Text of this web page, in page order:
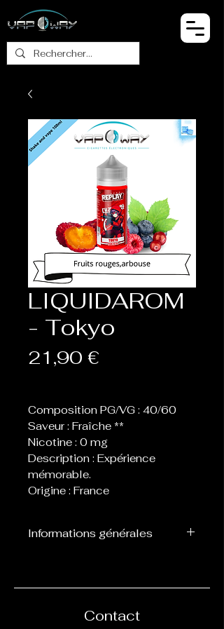
LIQUIDAROM
- Tokyo
21,90 €
Composition PG/VG : 40/60
Saveur : Fraîche **
Nicotine : 0 mg
Description : Expérience
mémorable.
Origine : France
Informations générales
boosters afin de les nicotiner
Contact